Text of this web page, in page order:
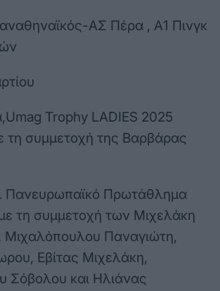
ΑΣ Πέρα , Α1 Πινγκ
Trophy LADIES 2025
τη συμμετοχή της Βαρβάρας
Πανευρωπαϊκό Πρωτάθλημα
τη συμμετοχή των Μιχελάκη
Μιχαλόπουλου Παναγιώτη,
Εβίτας Μιχελάκη,
Σόβολου και Ηλιάνας